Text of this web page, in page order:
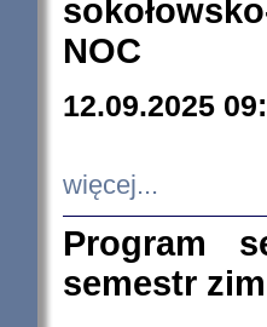
NOC
12.09.2025
więcej...
Program
semestr